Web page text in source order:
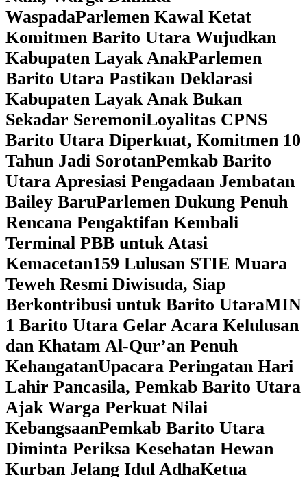
WaspadaParlemen Kawal Ketat
Komitmen Barito Utara Wujudkan
Kabupaten Layak AnakParlemen
Barito Utara Pastikan Deklarasi
Kabupaten Layak Anak Bukan
Sekadar SeremoniLoyalitas CPNS
Barito Utara Diperkuat, Komitmen 10
Tahun Jadi SorotanPemkab Barito
Utara Apresiasi Pengadaan Jembatan
Bailey BaruParlemen Dukung Penuh
Rencana Pengaktifan Kembali
Terminal PBB untuk Atasi
Kemacetan159 Lulusan STIE Muara
Teweh Resmi Diwisuda, Siap
Berkontribusi untuk Barito UtaraMIN
1 Barito Utara Gelar Acara Kelulusan
dan Khatam Al-Qur’an Penuh
KehangatanUpacara Peringatan Hari
Lahir Pancasila, Pemkab Barito Utara
Ajak Warga Perkuat Nilai
KebangsaanPemkab Barito Utara
Diminta Periksa Kesehatan Hewan
Kurban Jelang Idul AdhaKetua